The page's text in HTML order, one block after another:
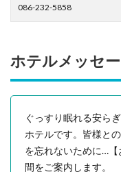
086-232-5858
ホテルメッセ
ぐっすり眠れる安ら
ホテルです。皆様と
を忘れないために…
間をご案内します。